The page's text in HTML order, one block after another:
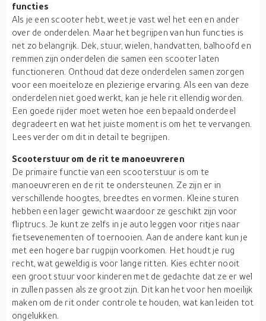
functies
Als je een scooter hebt, weet je vast wel het een en ander
over de onderdelen. Maar het begrijpen van hun functies is
net zo belangrijk. Dek, stuur, wielen, handvatten, balhoofd en
remmen zijn onderdelen die samen een scooter laten
functioneren. Onthoud dat deze onderdelen samen zorgen
voor een moeiteloze en plezierige ervaring. Als een van deze
onderdelen niet goed werkt, kan je hele rit ellendig worden.
Een goede rijder moet weten hoe een bepaald onderdeel
degradeert en wat het juiste moment is om het te vervangen.
Lees verder om dit in detail te begrijpen.
Scooterstuur om de rit te manoeuvreren
De primaire functie van een scooterstuur is om te
manoeuvreren en de rit te ondersteunen. Ze zijn er in
verschillende hoogtes, breedtes en vormen. Kleine sturen
hebben een lager gewicht waardoor ze geschikt zijn voor
fliptrucs. Je kunt ze zelfs in je auto leggen voor ritjes naar
fietsevenementen of toernooien. Aan de andere kant kun je
met een hogere bar rugpijn voorkomen. Het houdt je rug
recht, wat geweldig is voor lange ritten. Kies echter nooit
een groot stuur voor kinderen met de gedachte dat ze er wel
in zullen passen als ze groot zijn. Dit kan het voor hen moeilijk
maken om de rit onder controle te houden, wat kan leiden tot
ongelukken.